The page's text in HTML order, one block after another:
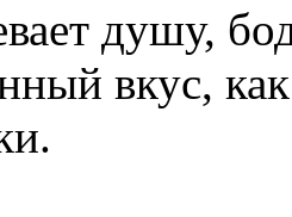
душу,
вкус,